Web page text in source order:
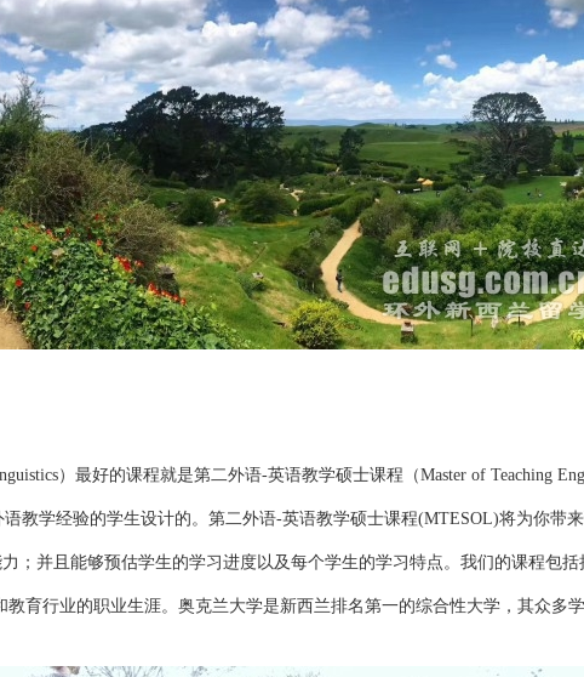
）最好的课程就是第二外语-英语教学硕士课程（Master of Teaching
学经验的学生设计的。第二外语-英语教学硕士课程(MTESOL)将为你带来
并且能够预估学生的学习进度以及每个学生的学习特点。我们的课程包括
行业的职业生涯。奥克兰大学是新西兰排名第一的综合性大学，其众多学